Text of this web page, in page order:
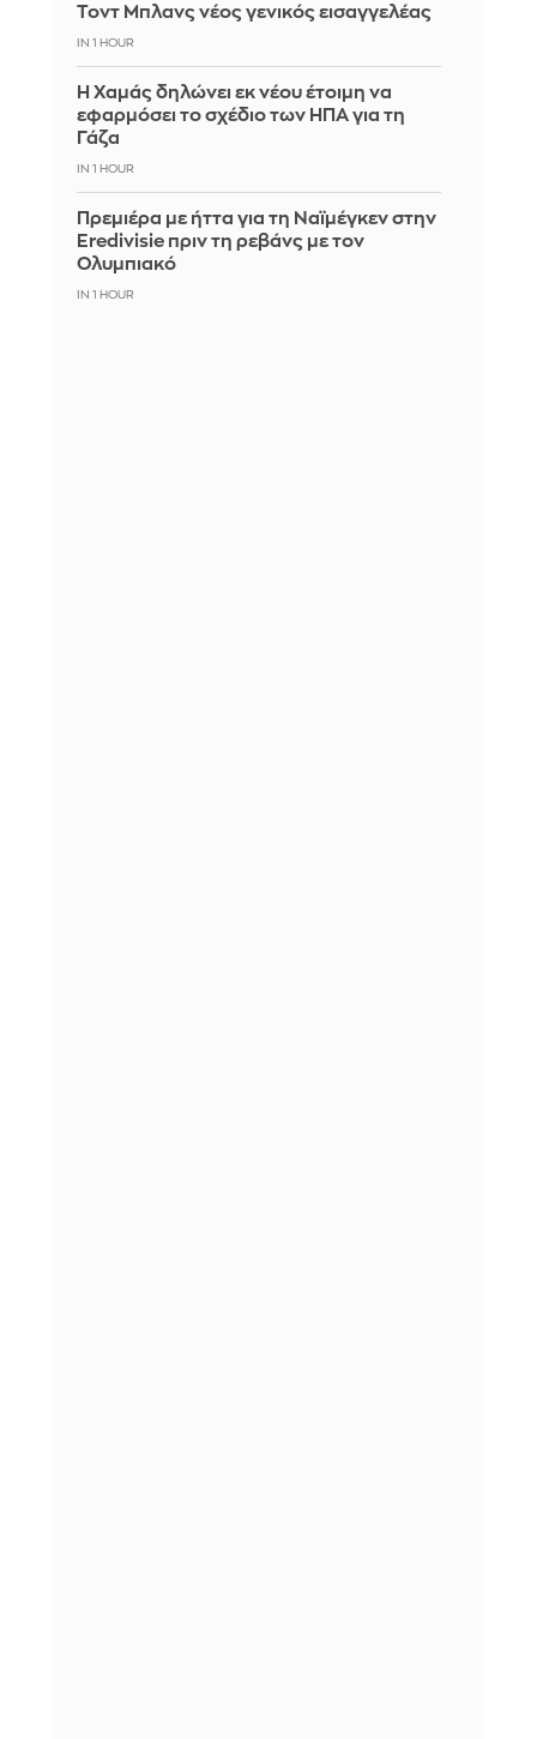
Τοντ Μπλανς νέος γενικός εισαγγελέας
IN 1 HOUR
Η Χαμάς δηλώνει εκ νέου έτοιμη να
εφαρμόσει το σχέδιο των ΗΠΑ για τη
Γάζα
IN 1 HOUR
Πρεμιέρα με ήττα για τη Ναϊμέγκεν στην
Eredivisie πριν τη ρεβάνς με τον
Ολυμπιακό
IN 1 HOUR